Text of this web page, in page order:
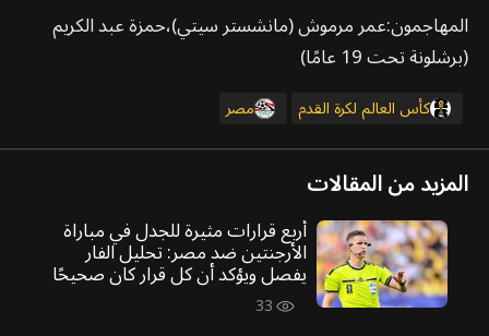
المهاجمون:عمر مرموش (مانشستر سيتي)،حمزة عبد الكريم
(برشلونة تحت 19 عامًا)
كأس العالم لكرة القدم مصر
المزيد من المقالات
أربع قرارات مثيرة للجدل في مباراة
الأرجنتين ضد مصر: تحليل الفار
يفصل ويؤكد أن كل قرار كان صحيحًا
33